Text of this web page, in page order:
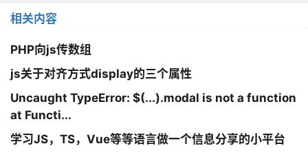
相关内容
PHP向js传数组
js关于对齐方式display的三个属性
Uncaught TypeError: $(...).modal is not a function
at Functi...
学习JS，TS，Vue等等语言做一个信息分享的小平台